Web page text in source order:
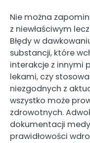
Nie można
z niewłaściwym
Błędy w
substancji, które
interakcje z innymi
lekami, czy
niezgodnych z
wszystko może
zdrowotnych.
dokumentacji
prawidłowości